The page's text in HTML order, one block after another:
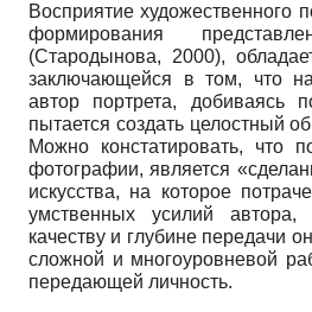
Восприятие художественного
формирования
(Стародынова, 2000),
заключающейся в том, что
автор портрета, добиваясь
пытается создать целостный
Можно констатировать, что
фотографии, является
искусства, на которое
умственных усилий
качеству и глубине передачи
сложной и многоуровневой
передающей личность.